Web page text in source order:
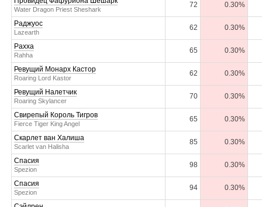
Water Dragon Priest Sheshark
72 0.30%
Раджуос
Lazearth
62 0.30%
Рахха
Rahha
65 0.30%
Ревущий Монарх Кастор
Roaring Lord Kastor
62 0.30%
Ревущий Налетчик
Roaring Skylancer
70 0.30%
Свирепый Король Тигров
Fierce Tiger King Angel
65 0.30%
Скарлет ван Халиша
Scarlet van Halisha
85 0.30%
Спасия
Spezion
98 0.30%
Спасия
Spezion
94 0.30%